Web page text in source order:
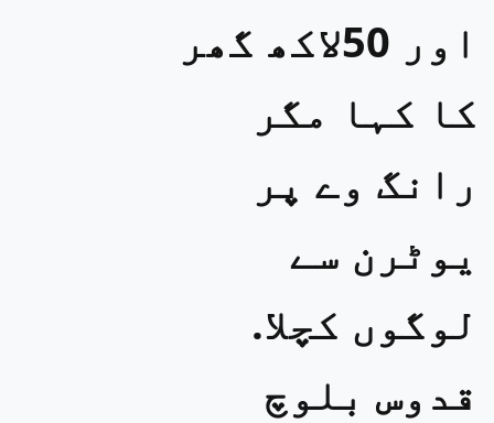
اور 50لاکھ گھر
کا کہا مگر
رانگ وے پر
یوٹرن سے
لوگوں کچلا.
قدوس بلوچ